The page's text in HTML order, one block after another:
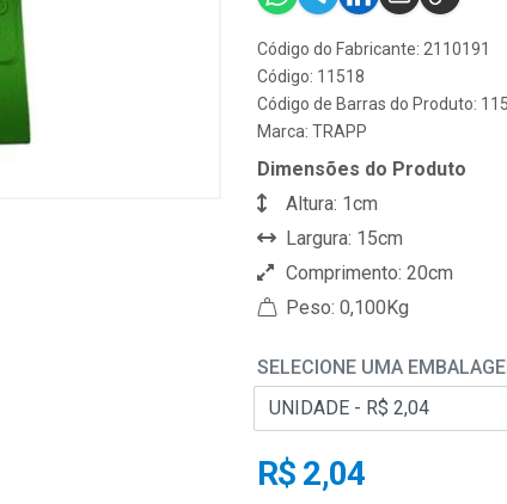
Código do Fabricante: 2110191
Código: 11518
Código de Barras do Produto:
Marca: TRAPP
Dimensões do Produto
Altura: 1cm
Largura: 15cm
Comprimento: 20cm
Peso: 0,100Kg
SELECIONE UMA
R$ 2,04